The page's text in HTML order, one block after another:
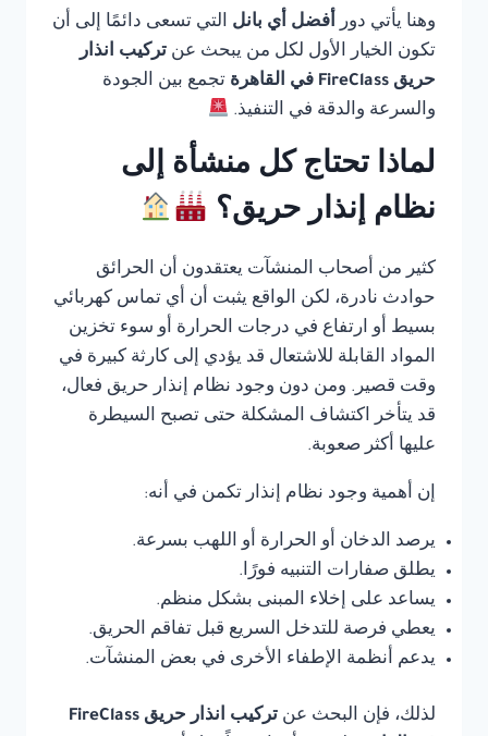
وهنا يأتي دور أفضل أي بانل التي تسعى دائمًا إلى أن
تكون الخيار الأول لكل من يبحث عن تركيب انذار
حريق FireClass في القاهرة
تجمع بين الجودة
والسرعة والدقة في التنفيذ.
لماذا تحتاج كل منشأة إلى
نظام إنذار حريق؟
كثير من أصحاب المنشآت يعتقدون أن الحرائق
حوادث نادرة، لكن الواقع يثبت أن أي تماس كهربائي
بسيط أو ارتفاع في درجات الحرارة أو سوء تخزين
المواد القابلة للاشتعال قد يؤدي إلى كارثة كبيرة في
وقت قصير. ومن دون وجود نظام إنذار حريق فعال،
قد يتأخر اكتشاف المشكلة حتى تصبح السيطرة
عليها أكثر صعوبة.
إن أهمية وجود نظام إنذار تكمن في أنه:
يرصد الدخان أو الحرارة أو اللهب بسرعة.
يطلق صفارات التنبيه فورًا.
يساعد على إخلاء المبنى بشكل منظم.
يعطي فرصة للتدخل السريع قبل تفاقم الحريق.
يدعم أنظمة الإطفاء الأخرى في بعض المنشآت.
لذلك، فإن البحث عن
تركيب انذار حريق FireClass